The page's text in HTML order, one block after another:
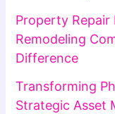
Property Repair
Remodeling
Difference
Transforming
Strategic Asset